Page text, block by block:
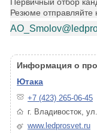
Резюме отправляйте
Информация о
Ютака
+7 (423) 265-06-45
г. Владивосток,
www.ledprosvet.ru